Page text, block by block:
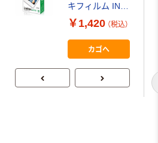
キフィルム INS
MINI JP1 1パッ
ク（10枚入り）
￥1,420 （税込）
カゴへ